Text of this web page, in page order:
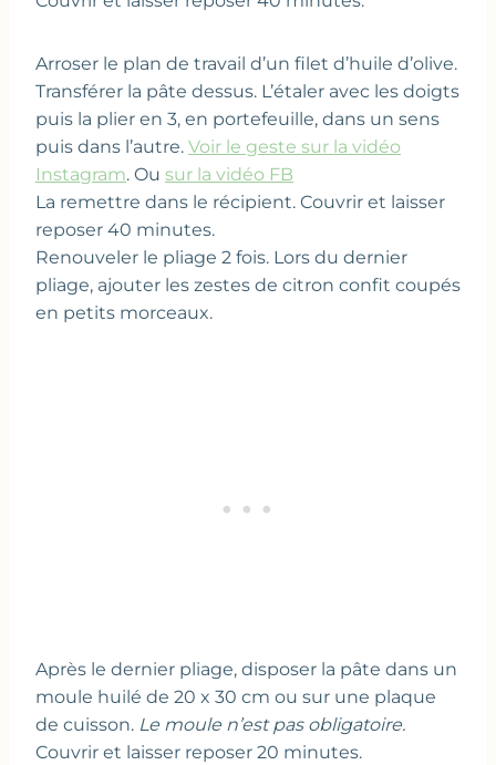
Arroser le plan de travail d’un filet d’huile d’olive.
Transférer la pâte dessus. L’étaler avec les doigts
puis la plier en 3, en portefeuille, dans un sens
puis dans l’autre. Voir le geste sur la vidéo
Instagram. Ou sur la vidéo FB
La remettre dans le récipient. Couvrir et laisser
reposer 40 minutes.
Renouveler le pliage 2 fois. Lors du dernier
pliage, ajouter les zestes de citron confit coupés
en petits morceaux.
Après le dernier pliage, disposer la pâte dans un
moule huilé de 20 x 30 cm ou sur une plaque
de cuisson. Le moule n’est pas obligatoire.
Couvrir et laisser reposer 20 minutes.